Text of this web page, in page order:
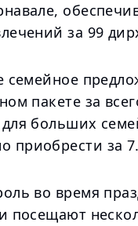
за 99
семейное
пакете за
больших
приобрести за
во время
посещают